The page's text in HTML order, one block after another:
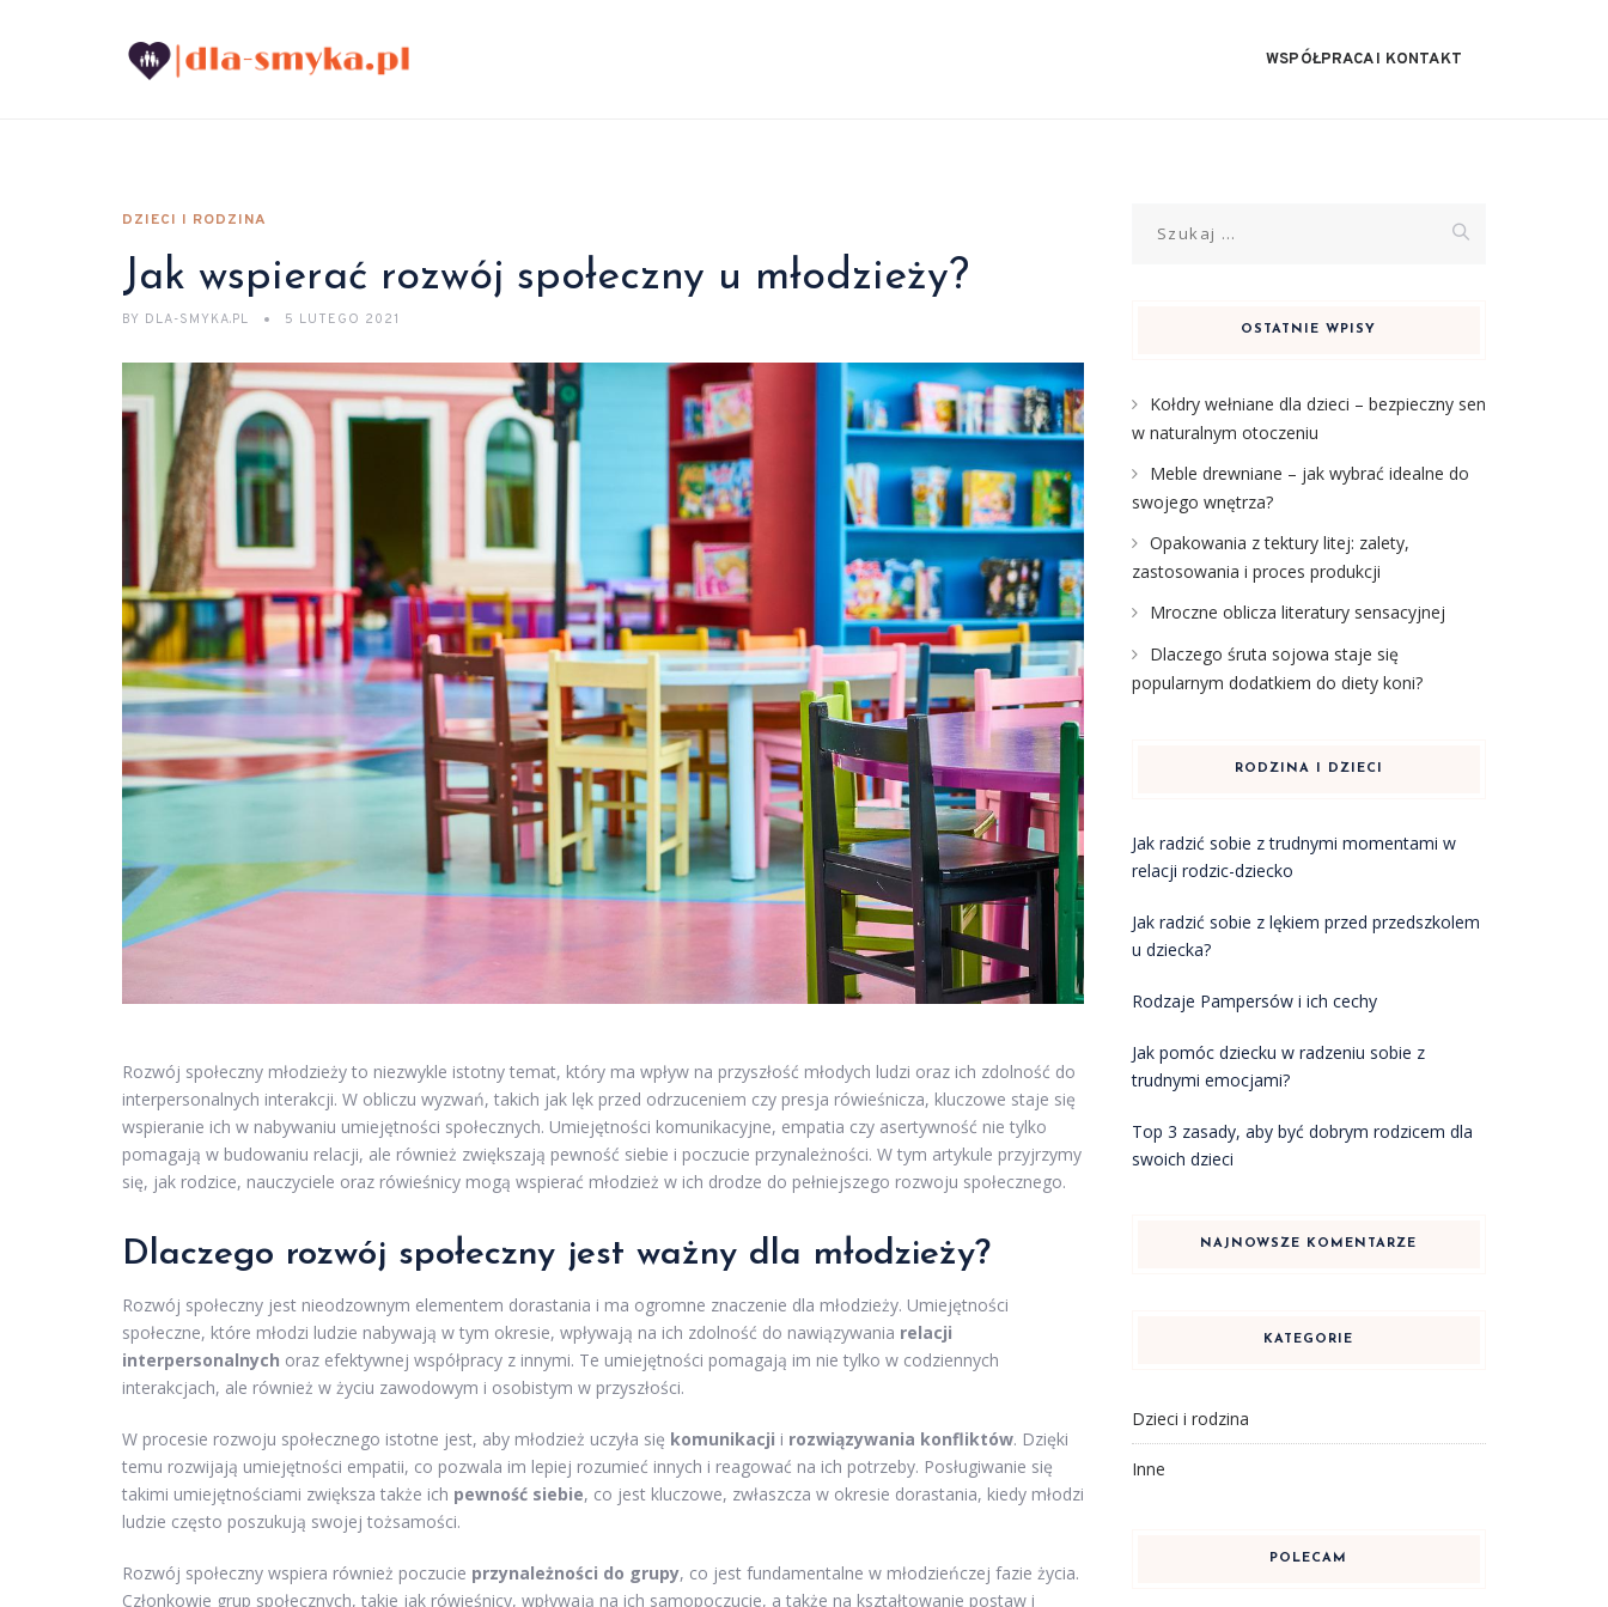
WSPÓŁPRACA I KONTAKT
DZIECI I RODZINA
Jak wspierać rozwój społeczny u młodzieży?
BY DLA-SMYKA.PL 5 LUTEGO 2021
Rozwój społeczny młodzieży to niezwykle istotny temat, który ma wpływ na przyszłość młodych ludzi oraz ich zdolność do
interpersonalnych interakcji. W obliczu wyzwań, takich jak lęk przed odrzuceniem czy presja rówieśnicza, kluczowe staje się
wspieranie ich w nabywaniu umiejętności społecznych. Umiejętności komunikacyjne, empatia czy asertywność nie tylko
pomagają w budowaniu relacji, ale również zwiększają pewność siebie i poczucie przynależności. W tym artykule przyjrzymy
się, jak rodzice, nauczyciele oraz rówieśnicy mogą wspierać młodzież w ich drodze do pełniejszego rozwoju społecznego.
Dlaczego rozwój społeczny jest ważny dla młodzieży?
Rozwój społeczny jest nieodzownym elementem dorastania i ma ogromne znaczenie dla młodzieży. Umiejętności
społeczne, które młodzi ludzie nabywają w tym okresie, wpływają na ich zdolność do nawiązywania relacji
interpersonalnych oraz efektywnej współpracy z innymi. Te umiejętności pomagają im nie tylko w codziennych
interakcjach, ale również w życiu zawodowym i osobistym w przyszłości.
W procesie rozwoju społecznego istotne jest, aby młodzież uczyła się komunikacji i rozwiązywania konfliktów. Dzięki
temu rozwijają umiejętności empatii, co pozwala im lepiej rozumieć innych i reagować na ich potrzeby. Posługiwanie się
takimi umiejętnościami zwiększa także ich pewność siebie, co jest kluczowe, zwłaszcza w okresie dorastania, kiedy młodzi
ludzie często poszukują swojej tożsamości.
Rozwój społeczny wspiera również poczucie przynależności do grupy, co jest fundamentalne w młodzieńczej fazie życia.
Członkowie grup społecznych, takie jak rówieśnicy, wpływają na ich samopoczucie, a także na kształtowanie postaw i
OSTATNIE WPISY
Kołdry wełniane dla dzieci – bezpieczny sen
w naturalnym otoczeniu
Meble drewniane – jak wybrać idealne do
swojego wnętrza?
Opakowania z tektury litej: zalety,
zastosowania i proces produkcji
Mroczne oblicza literatury sensacyjnej
Dlaczego śruta sojowa staje się
popularnym dodatkiem do diety koni?
RODZINA I DZIECI
Jak radzić sobie z trudnymi momentami w
relacji rodzic-dziecko
Jak radzić sobie z lękiem przed przedszkolem
u dziecka?
Rodzaje Pampersów i ich cechy
Jak pomóc dziecku w radzeniu sobie z
trudnymi emocjami?
Top 3 zasady, aby być dobrym rodzicem dla
swoich dzieci
NAJNOWSZE KOMENTARZE
KATEGORIE
Dzieci i rodzina
Inne
POLECAM